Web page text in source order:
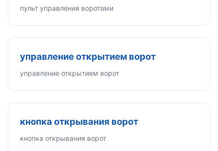
пульт управления воротами
управление открытием ворот
управление открытием ворот
кнопка открывания ворот
кнопка открывания ворот